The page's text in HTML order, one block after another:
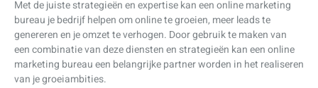
Met de juiste strategieën en expertise kan een online marketing
bureau je bedrijf helpen om online te groeien, meer leads te
genereren en je omzet te verhogen. Door gebruik te maken van
een combinatie van deze diensten en strategieën kan een online
marketing bureau een belangrijke partner worden in het realiseren
van je groeiambities.